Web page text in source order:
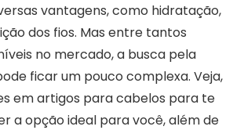
vantagens, como hidratação,
dos fios. Mas entre tantos
no mercado, a busca pela
ficar um pouco complexa. Veja,
em artigos para cabelos para te
a opção ideal para você, além de